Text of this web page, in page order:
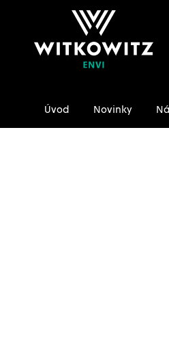
Úvod Novinky
Úvodní stránka Ke